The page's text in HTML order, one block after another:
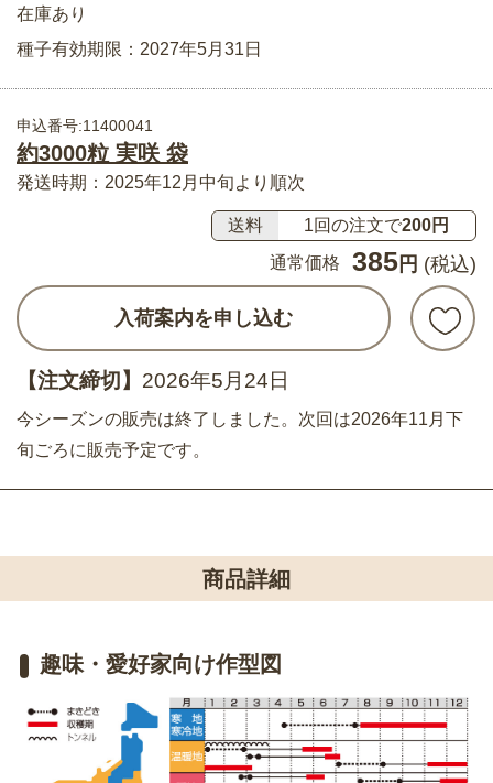
在庫あり
種子有効期限：2027年5月31日
申込番号:11400041
約3000粒 実咲 袋
発送時期：2025年12月中旬より順次
送料 1回の注文で200円
通常価格
385 円 (税込)
入荷案内を申し込む
【注文締切】 2026年5月24日
今シーズンの販売は終了しました。次回は2026年11月下
旬ごろに販売予定です。
商品詳細
趣味・愛好家向け作型図